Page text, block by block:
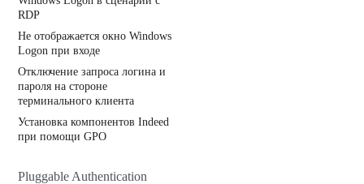
RDP
Не отображается окно Windows
Logon при входе
Отключение запроса логина и
пароля на стороне
терминального клиента
Установка компонентов Indeed
при помощи GPO
Pluggable Authentication